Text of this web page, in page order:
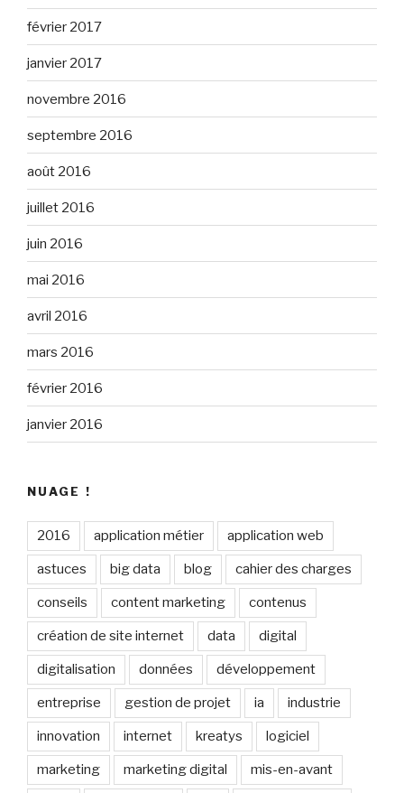
février 2017
janvier 2017
novembre 2016
septembre 2016
août 2016
juillet 2016
juin 2016
mai 2016
avril 2016
mars 2016
février 2016
janvier 2016
NUAGE !
2016 application métier application web
astuces big data blog cahier des charges
conseils content marketing contenus
création de site internet data digital
digitalisation données développement
entreprise gestion de projet ia industrie
innovation internet kreatys logiciel
marketing marketing digital mis-en-avant